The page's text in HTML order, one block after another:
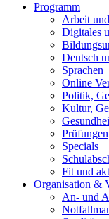
Programm
Arbeit
Digitales
Deutsch
Sprachen
Online
Politik,
Kultur,
Prüfungen
Specials
Fit und
Organisation &
An- und